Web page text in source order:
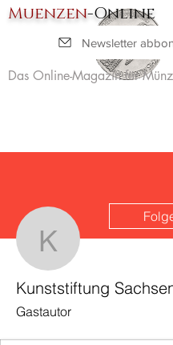
Muenzen-Online
Das Online-Magazin für
Newsletter
Gastautor